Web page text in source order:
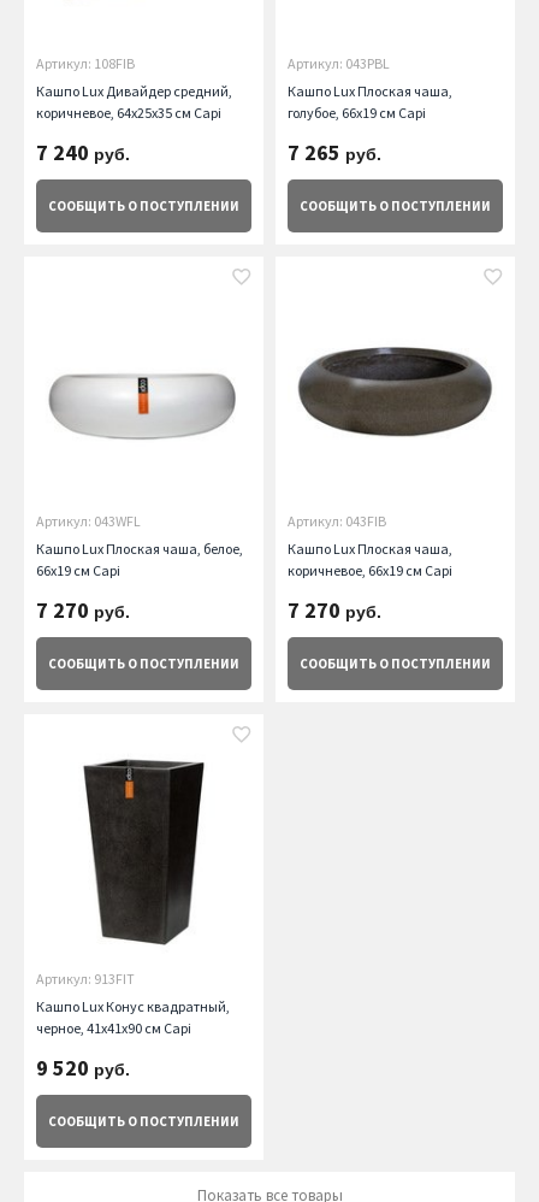
Артикул: 108FIB
Кашпо Lux Дивайдер средний,
коричневое, 64х25х35 см Capi
7 240 руб.
СООБЩИТЬ О ПОСТУПЛЕНИИ
Артикул: 043PBL
Кашпо Lux Плоская чаша,
голубое, 66х19 см Capi
7 265 руб.
СООБЩИТЬ О ПОСТУПЛЕНИИ
Артикул: 043WFL
Кашпо Lux Плоская чаша, белое,
66х19 см Capi
7 270 руб.
СООБЩИТЬ О ПОСТУПЛЕНИИ
Артикул: 043FIB
Кашпо Lux Плоская чаша,
коричневое, 66х19 см Capi
7 270 руб.
СООБЩИТЬ О ПОСТУПЛЕНИИ
Артикул: 913FIT
Кашпо Lux Конус квадратный,
черное, 41х41х90 см Capi
9 520 руб.
СООБЩИТЬ О ПОСТУПЛЕНИИ
Показать все товары